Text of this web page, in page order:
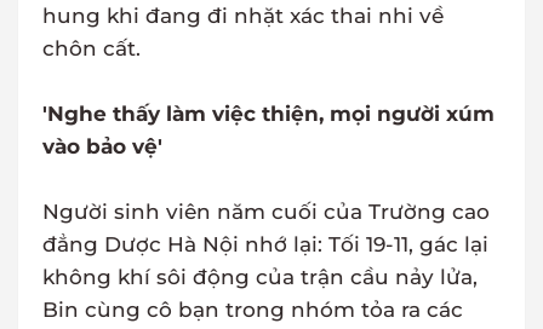
hung khi đang đi nhặt xác thai nhi về
chôn cất.
'Nghe thấy làm việc thiện, mọi người xúm
vào bảo vệ'
Người sinh viên năm cuối của Trường cao
đẳng Dược Hà Nội nhớ lại: Tối 19-11, gác lại
không khí sôi động của trận cầu nảy lửa,
Bin cùng cô bạn trong nhóm tỏa ra các